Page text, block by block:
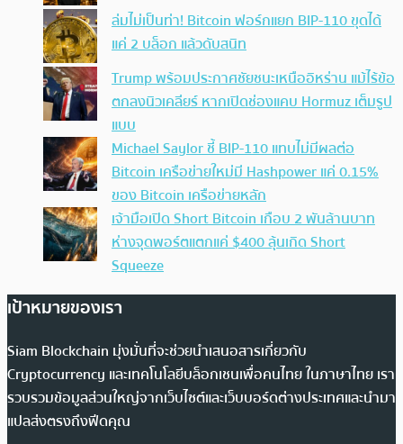
ล่มไม่เป็นท่า! Bitcoin ฟอร์กแยก BIP-110 ขุดได้
แค่ 2 บล็อก แล้วดับสนิท
Trump พร้อมประกาศชัยชนะเหนืออิหร่าน แม้ไร้ข้อ
ตกลงนิวเคลียร์ หากเปิดช่องแคบ Hormuz เต็มรูป
แบบ
Michael Saylor ชี้ BIP-110 แทบไม่มีผลต่อ
Bitcoin เครือข่ายใหม่มี Hashpower แค่ 0.15%
ของ Bitcoin เครือข่ายหลัก
เจ้ามือเปิด Short Bitcoin เกือบ 2 พันล้านบาท
ห่างจุดพอร์ตแตกแค่ $400 ลุ้นเกิด Short
Squeeze
เป้าหมายของเรา
Siam Blockchain มุ่งมั่นที่จะช่วยนำเสนอสารเกี่ยวกับ
Cryptocurrency และเทคโนโลยีบล็อกเชนเพื่อคนไทย ในภาษาไทย เรา
รวบรวมข้อมูลส่วนใหญ่จากเว็บไซต์และเว็บบอร์ดต่างประเทศและนำมา
แปลส่งตรงถึงฟีดคุณ